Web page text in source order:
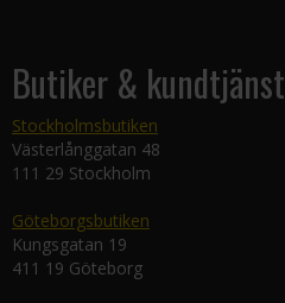
Butiker & kundtjänst
Stockholmsbutiken
Västerlånggatan 48
111 29 Stockholm
Göteborgsbutiken
Kungsgatan 19
411 19 Göteborg